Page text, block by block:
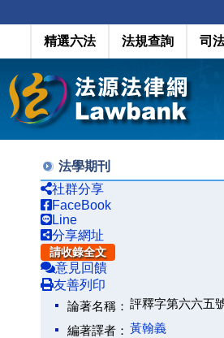
精選六法 法規查詢 司
法學期刊
社群分享
FaceBook
Line
分享網址
請收錄全文
意見回饋
友善列印
論著名稱： 評釋字第六六五
編著譯者： 黃翰義